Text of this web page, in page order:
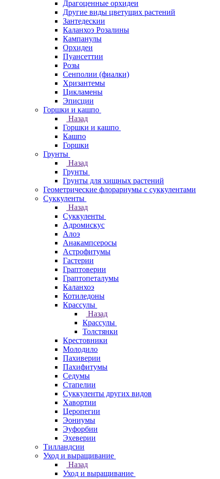
Драгоценные орхидеи
Другие виды цветущих растений
Зантедескии
Каланхоэ Розалины
Кампанулы
Орхидеи
Пуансеттии
Розы
Сенполии (фиалки)
Хризантемы
Цикламены
Эписции
Горшки и кашпо
Назад
Горшки и кашпо
Кашпо
Горшки
Грунты
Назад
Грунты
Грунты для хищных растений
Геометрические флорариумы с суккулентами
Суккуленты
Назад
Суккуленты
Адромискус
Алоэ
Анакампсеросы
Астрофитумы
Гастерии
Граптоверии
Граптопеталумы
Каланхоэ
Котиледоны
Крассулы
Назад
Крассулы
Толстянки
Крестовники
Молодило
Пахиверии
Пахифитумы
Седумы
Стапелии
Суккуленты других видов
Хавортии
Церопегии
Эониумы
Эуфорбии
Эхеверии
Тилландсии
Уход и выращивание
Назад
Уход и выращивание